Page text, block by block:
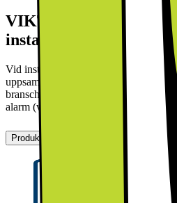
VIKTIGT! Nya krav på
installation från 1
Vid installation av diskmaskin krävs ett
uppsamlande tråg tillsammans med ett
branschkrav. Dessa köps separat.
alarm (varukod: 1017924).
Produktbeskrivning